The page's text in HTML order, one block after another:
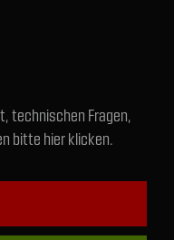
technischen Fragen,
bitte hier klicken.